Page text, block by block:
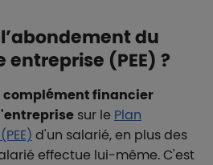
du
entreprise (PEE) ?
complément financier
sur le Plan
d'un salarié, en plus des
effectue lui-même. C'est